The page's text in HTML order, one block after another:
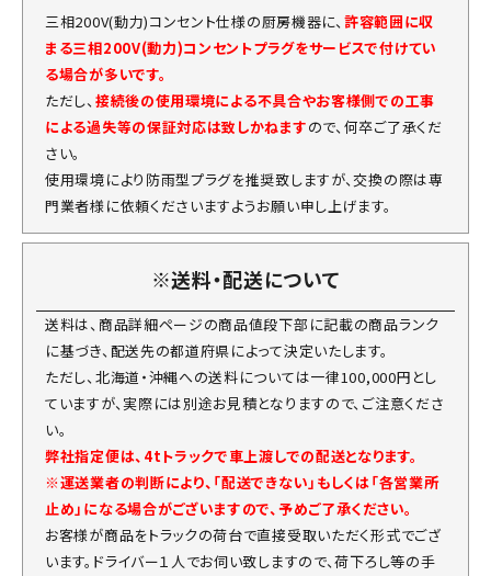
三相200V(動力)コンセント仕様の厨房機器に、許容範囲に収
まる三相200V(動力)コンセントプラグをサービスで付けてい
る場合が多いです。
ただし、接続後の使用環境による不具合やお客様側での工事
による過失等の保証対応は致しかねますので、何卒ご了承くだ
さい。
使用環境により防雨型プラグを推奨致しますが、交換の際は専
門業者様に依頼くださいますようお願い申し上げます。
※送料・配送について
送料は、商品詳細ページの商品値段下部に記載の商品ランク
に基づき、配送先の都道府県によって決定いたします。
ただし、北海道・沖縄への送料については一律100,000円とし
ていますが、実際には別途お見積となりますので、ご注意くださ
い。
弊社指定便は、4tトラックで車上渡しでの配送となります。
※運送業者の判断により、「配送できない」もしくは「各営業所
止め」になる場合がございますので、予めご了承ください。
お客様が商品をトラックの荷台で直接受取いただく形式でござ
います。ドライバー１人でお伺い致しますので、荷下ろし等の手